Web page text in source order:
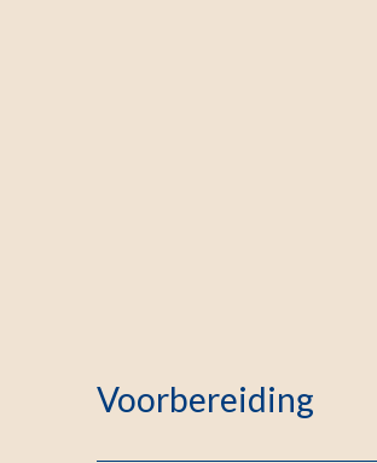
Voorbereiding